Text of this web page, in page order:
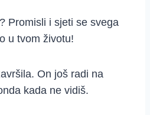
Promisli i sjeti se svega
u tvom životu!
On još radi na
kada ne vidiš.